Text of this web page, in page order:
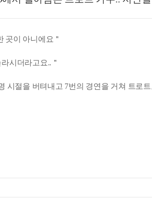
곳이 아니에요＂
시더라고요..＂
시절을 버텨내고 7번의 경연을 거쳐 트로